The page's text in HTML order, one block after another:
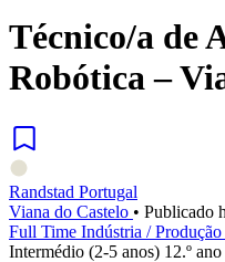
Técnico/a de
Robótica –
Randstad Portugal
Viana do Castelo • Publicado
Full Time Indústria / Produção
Intermédio (2-5 anos) 12.º